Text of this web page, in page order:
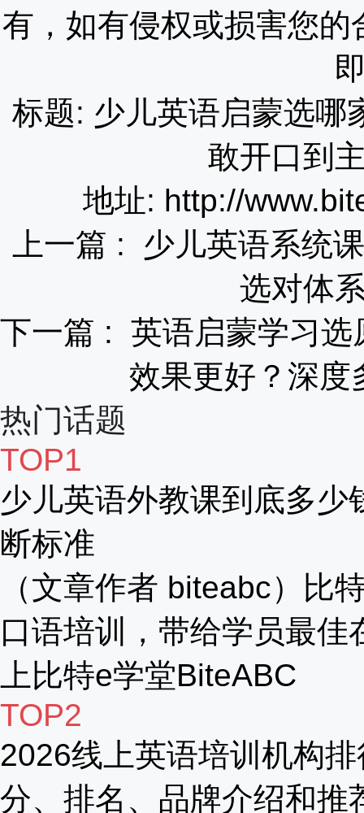
有，如有侵权或损害您
标题: 少儿英语启蒙选哪
敢开口到
地址: http://
上一篇 : 少儿英语系统
选对体
下一篇 : 英语启蒙学习
效果更好？深度
热门话题
TOP1
少儿英语外教课到底多
断标准
（文章作者 biteabc）比
口语培训，带给学员最
上比特e学堂BiteABC
TOP2
2026线上英语培训机构
分、排名、品牌介绍和推